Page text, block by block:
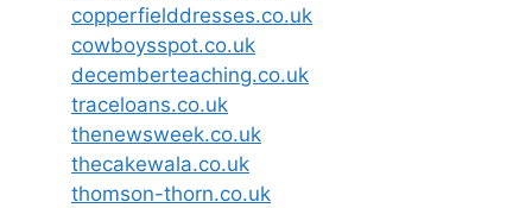
copperfielddresses.co.uk
cowboysspot.co.uk
decemberteaching.co.uk
traceloans.co.uk
thenewsweek.co.uk
thecakewala.co.uk
thomson-thorn.co.uk